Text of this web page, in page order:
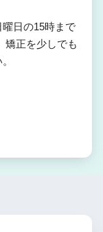
日の15時まで
矯正を少しでも